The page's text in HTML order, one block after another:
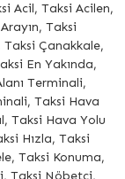
Acil, Taksi Acilen,
Taksi
Taksi Çanakkale,
En Yakında,
Terminali,
Taksi Hava
Taksi Hava Yolu
Hızla, Taksi
Taksi Konuma,
Taksi Nöbetçi,